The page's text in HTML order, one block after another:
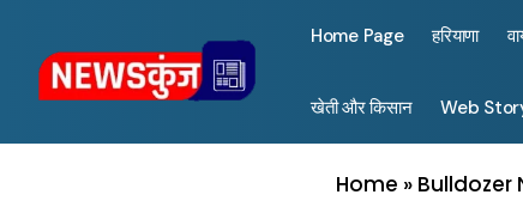
Home Page हरियाणा
खेती और किसान Web
Home » Bulldozer